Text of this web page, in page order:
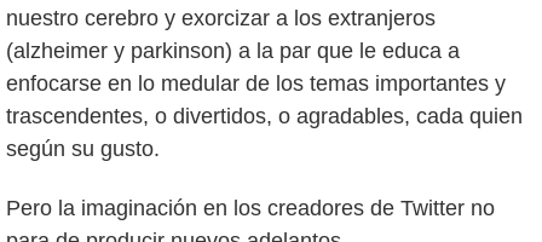
nuestro cerebro y exorcizar a los extranjeros
(alzheimer y parkinson) a la par que le educa a
enfocarse en lo medular de los temas importantes y
trascendentes, o divertidos, o agradables, cada quien
según su gusto.
Pero la imaginación en los creadores de Twitter no